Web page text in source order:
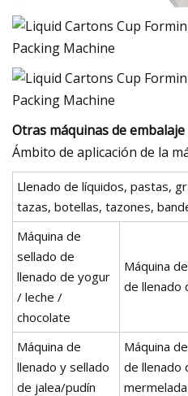
Otras máquinas de
Ámbito de aplicación de la
Llenado de líquidos, pastas,
tazas, botellas, tazones,
Máquina de
sellado de
llenado de yogur
/ leche /
chocolate
Máquina
de llenado
Máquina de
llenado y sellado
de jalea/pudín
Máquina
de llenado
mermelada